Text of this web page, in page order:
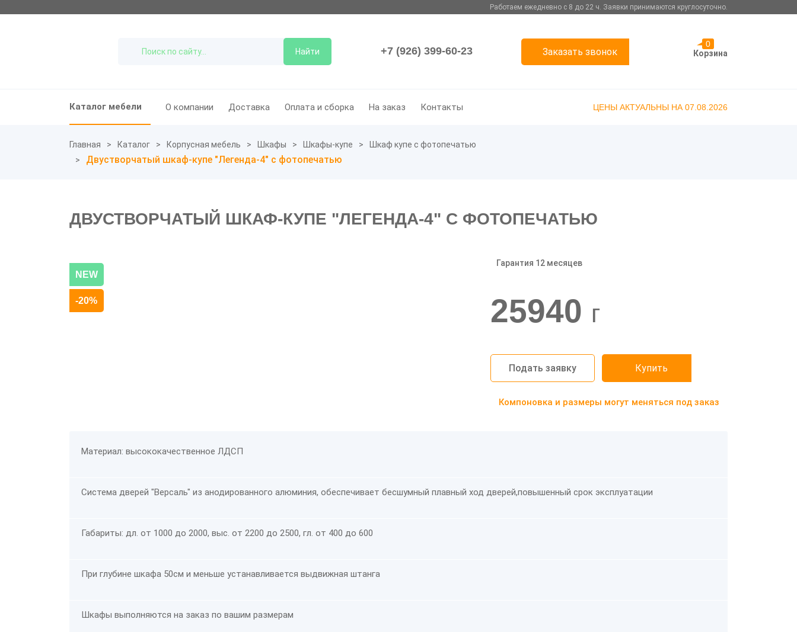
Работаем ежедневно с 8 до 22 ч. Заявки принимаются круглосуточно.
Найти +7 (926) 399-60-23 Заказать звонок
0
Корзина
Каталог мебели О компании Доставка Оплата и сборка На заказ Контакты ЦЕНЫ АКТУАЛЬНЫ НА 07.08.2026
Главная Каталог Корпусная мебель Шкафы Шкафы-купе Шкаф купе с фотопечатью
Двустворчатый шкаф-купе "Легенда-4" с фотопечатью
ДВУСТВОРЧАТЫЙ ШКАФ-КУПЕ "ЛЕГЕНДА-4" С ФОТОПЕЧАТЬЮ
NEW
-20%
Гарантия 12 месяцев
25940 г
Подать заявку Купить
Компоновка и размеры могут меняться под заказ
Материал: высококачественное ЛДСП
Система дверей "Версаль" из анодированного алюминия, обеспечивает бесшумный плавный ход дверей,повышенный срок эксплуатации
Габариты: дл. от 1000 до 2000, выс. от 2200 до 2500, гл. от 400 до 600
При глубине шкафа 50см и меньше устанавливается выдвижная штанга
Шкафы выполняются на заказ по вашим размерам